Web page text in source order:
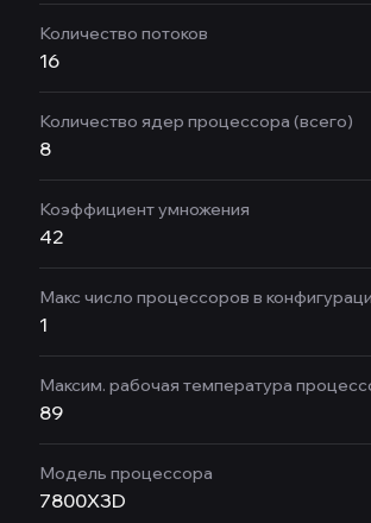
Количество потоков
16
Количество ядер процессора (всего)
8
Коэффициент умножения
42
Макс число процессоров в
1
Максим. рабочая температура
89
Модель процессора
7800X3D